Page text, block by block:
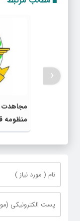
مجاهدت
منظومه
‹